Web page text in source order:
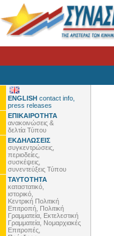
ENGLISH contact info,
press releases
ΕΠΙΚΑΙΡΟΤΗΤΑ
ανακοινώσεις &
δελτία Τύπου
ΕΚΔΗΛΩΣΕΙΣ
συγκεντρώσεις,
περιοδείες,
συσκέψεις,
συνεντεύξεις Τύπου
ΤΑΥΤΟΤΗΤΑ
καταστατικό,
ιστορικό,
Κεντρική Πολιτική
Επιτροπή, Πολιτική
Γραμματεία, Εκτελεστική
Γραμματεία, Νομαρχιακές
Επιτροπές,